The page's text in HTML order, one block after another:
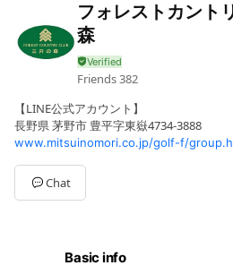
フォレストカント
森
Friends382
【LINE公式アカウント】
長野県 茅野市 豊平字東嶽4734-3888
www.mitsuinomori.co.jp/golf-f/
Chat
Basic info